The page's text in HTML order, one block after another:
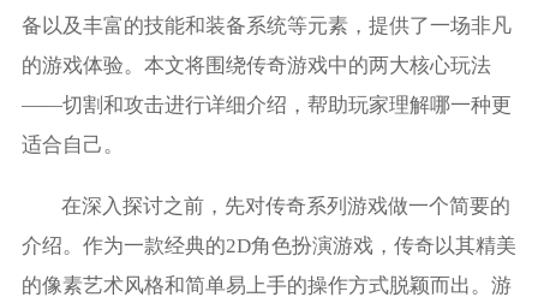
备以及丰富的技能和装备系统等元素，提供了一场非凡
的游戏体验。本文将围绕传奇游戏中的两大核心玩法
——切割和攻击进行详细介绍，帮助玩家理解哪一种更
适合自己。
在深入探讨之前，先对传奇系列游戏做一个简要的
介绍。作为一款经典的2D角色扮演游戏，传奇以其精美
的像素艺术风格和简单易上手的操作方式脱颖而出。游